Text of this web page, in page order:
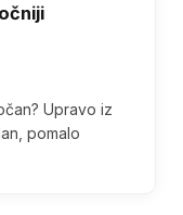
Upravo iz
pomalo